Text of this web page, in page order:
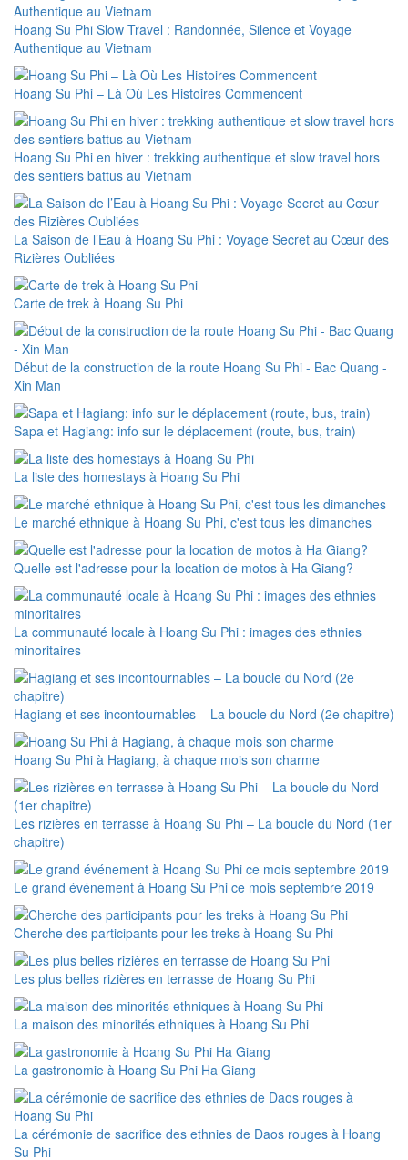
Hoang Su Phi Slow Travel : Randonnée, Silence et Voyage
Authentique au Vietnam
Hoang Su Phi – Là Où Les Histoires Commencent
Hoang Su Phi en hiver : trekking authentique et slow travel hors
des sentiers battus au Vietnam
La Saison de l’Eau à Hoang Su Phi : Voyage Secret au Cœur des
Rizières Oubliées
Carte de trek à Hoang Su Phi
Début de la construction de la route Hoang Su Phi - Bac Quang -
Xin Man
Sapa et Hagiang: info sur le déplacement (route, bus, train)
La liste des homestays à Hoang Su Phi
Le marché ethnique à Hoang Su Phi, c'est tous les dimanches
Quelle est l'adresse pour la location de motos à Ha Giang?
La communauté locale à Hoang Su Phi : images des ethnies
minoritaires
Hagiang et ses incontournables – La boucle du Nord (2e chapitre)
Hoang Su Phi à Hagiang, à chaque mois son charme
Les rizières en terrasse à Hoang Su Phi – La boucle du Nord (1er
chapitre)
Le grand événement à Hoang Su Phi ce mois septembre 2019
Cherche des participants pour les treks à Hoang Su Phi
Les plus belles rizières en terrasse de Hoang Su Phi
La maison des minorités ethniques à Hoang Su Phi
La gastronomie à Hoang Su Phi Ha Giang
La cérémonie de sacrifice des ethnies de Daos rouges à Hoang
Su Phi